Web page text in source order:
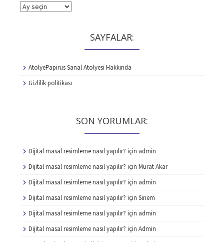
ARŞİVLER
SAYFALAR:
AtolyePapirus Sanal Atolyesi Hakkında
Gizlilik politikası
SON YORUMLAR:
Dijital masal resimleme nasıl yapılır? için admin
Dijital masal resimleme nasıl yapılır? için Murat Akar
Dijital masal resimleme nasıl yapılır? için admin
Dijital masal resimleme nasıl yapılır? için Sinem
Dijital masal resimleme nasıl yapılır? için admin
Dijital masal resimleme nasıl yapılır? için Admin